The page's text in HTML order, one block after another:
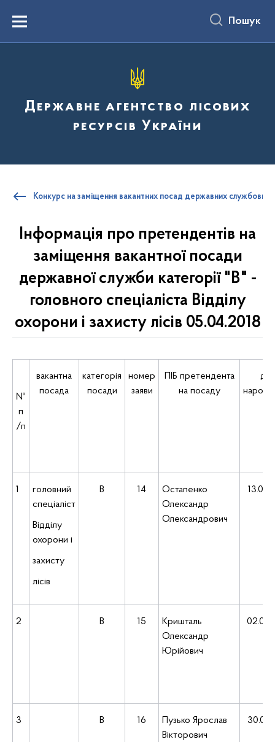
вмістуMenu Пошук
Державне агентство лісових
ресурсів України
Конкурс на заміщення вакантних посад державних службовців
Інформація про претендентів на
заміщення вакантної посади
державної служби категорії "В" -
головного спеціаліста Відділу
охорони і захисту лісів 05.04.2018
№
п
/п
вакантна
посада
категорія
посади
номер
заяви
ПІБ претендента
на посаду
1
головний
спеціаліст
Відділу
охорони і
захисту
лісів
В 14
Остапенко
Олександр
Олександрович
2 В 15
Кришталь
Олександр
Юрійович
3 В 16
Пузько Ярослав
Вікторович